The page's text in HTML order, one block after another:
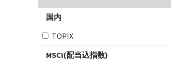
国内
TOPIX
MSCI(配当込指数)